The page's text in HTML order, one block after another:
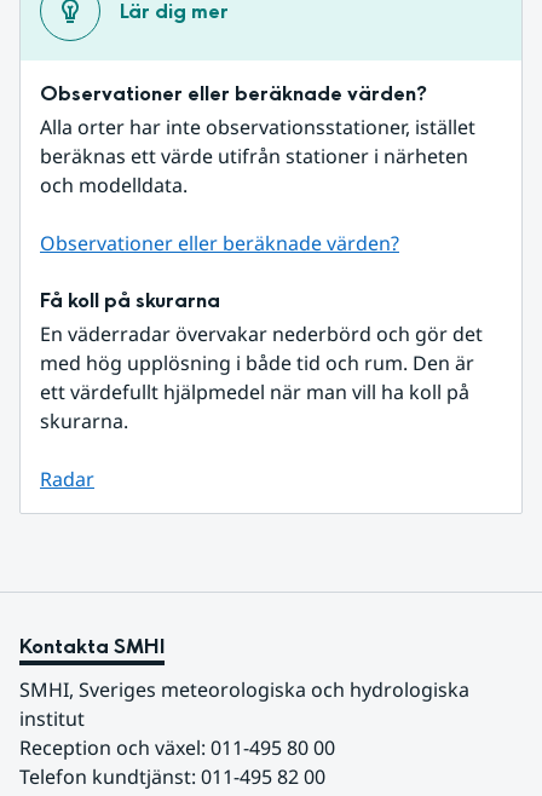
Lär dig mer
Observationer eller beräknade värden?
Alla orter har inte observationsstationer, istället
beräknas ett värde utifrån stationer i närheten
och modelldata.
Observationer eller beräknade värden?
Få koll på skurarna
En väderradar övervakar nederbörd och gör det
med hög upplösning i både tid och rum. Den är
ett värdefullt hjälpmedel när man vill ha koll på
skurarna.
Radar
Kontakta SMHI
SMHI, Sveriges meteorologiska och hydrologiska
institut
Reception och växel: 011-495 80 00
Telefon kundtjänst: 011-495 82 00